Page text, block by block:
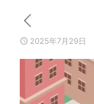
2025年7月29日